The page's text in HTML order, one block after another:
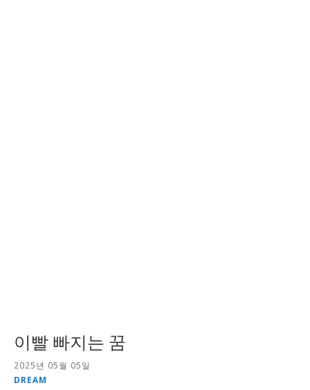
이빨 빠지는 꿈
2025년 05월 05일
DREAM